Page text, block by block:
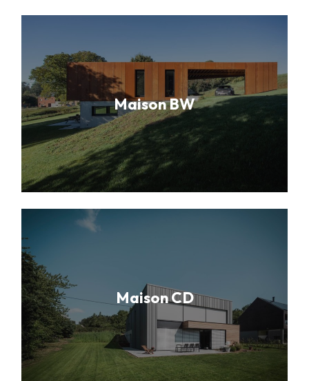
Maison BW
Maison CD